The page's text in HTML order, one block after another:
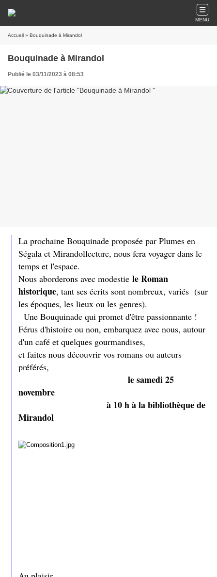
MENU
Accueil » Bouquinade à Mirandol
Bouquinade à Mirandol
Publié le 03/11/2023 à 08:53
La prochaine Bouquinade proposée par Plumes en
Ségala et Mirandollecture, nous fera voyager dans le
temps et l'espace.
Nous aborderons avec modestiele Roman
historique, tant ses écrits sont nombreux, variés (sur
les époques, les lieux ou les genres).
Une Bouquinade qui promet d'être passionnante !
Férus d'histoire ou non, embarquez avec nous, autour
d'un café et quelques gourmandises,
et faites nous découvrir vos romans ou auteurs
préférés,
le samedi 25
novembre
à 10 h à la bibliothèque de
Mirandol